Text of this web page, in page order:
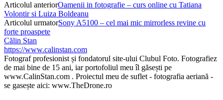
Articolul anteriorOamenii in fotografie – curs online cu Tatiana
Volontir si Luiza Boldeanu
Articolul urmatorSony A5100 – cel mai mic mirrorless revine cu
forte proaspete
Călin Stan
https://www.calinstan.com
Fotograf profesionist și fondatorul site-ului Clubul Foto. Fotografiez
de mai bine de 15 ani, iar portofoliul meu îl găsești pe
www.CalinStan.com . Proiectul meu de suflet - fotografia aeriană -
se gasește aici: www.TheDrone.ro